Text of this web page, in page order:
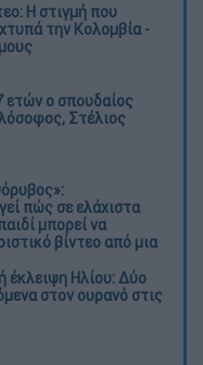
Η στιγμή που
την Κολομβία -
ετών ο σπουδαίος
Στέλιος
πώς σε ελάχιστα
μπορεί να
βίντεο από μια
έκλειψη Ηλίου: Δύο
στον ουρανό στις